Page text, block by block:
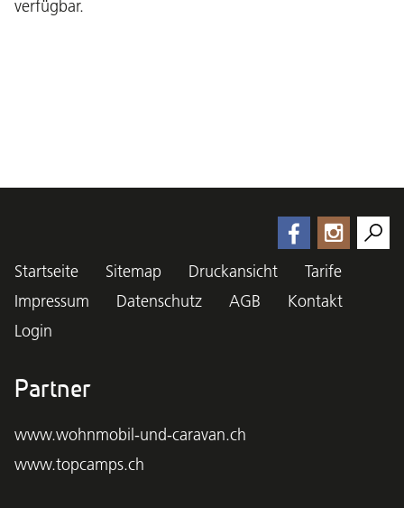
verfügbar.
Startseite Sitemap Druckansicht
Tarife
Impressum
Datenschutz AGB
Kontakt
Login
Partner
www.wohnmobil-und-caravan.ch
www.topcamps.ch